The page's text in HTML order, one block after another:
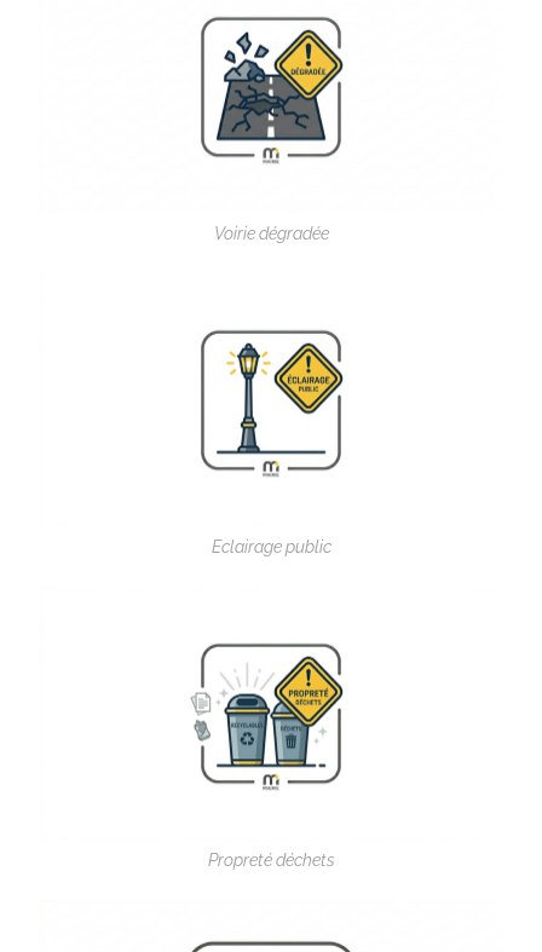
Voirie dégradée
Eclairage public
Propreté déchets